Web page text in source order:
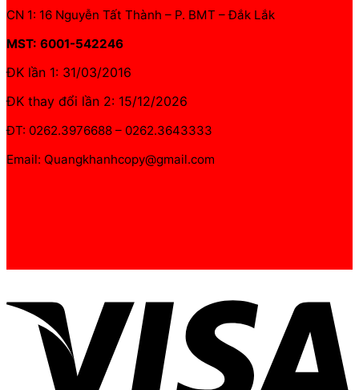
CN 1: 16 Nguyễn Tất Thành – P. BMT – Đắk Lắk
MST: 6001-542246
ĐK lần 1: 31/03/2016
ĐK thay đổi lần 2: 15/12/2026
ĐT: 0262.3976688 – 0262.3643333
Email: Quangkhanhcopy@gmail.com